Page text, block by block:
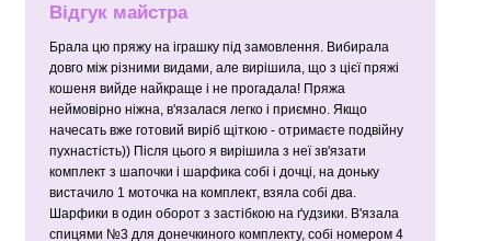
Відгук майстра
Брала цю пряжу на іграшку під замовлення. Вибирала
довго між різними видами, але вирішила, що з цієї пряжі
кошеня вийде найкраще і не прогадала! Пряжа
неймовірно ніжна, в'язалася легко і приємно. Якщо
начесать вже готовий виріб щіткою - отримаєте подвійну
пухнастість)) Після цього я вирішила з неї зв'язати
комплект з шапочки і шарфика собі і дочці, на доньку
вистачило 1 моточка на комплект, взяла собі два.
Шарфики в один оборот з застібкою на ґудзики. В'язала
спицями №3 для донечкиного комплекту, собі номером 4